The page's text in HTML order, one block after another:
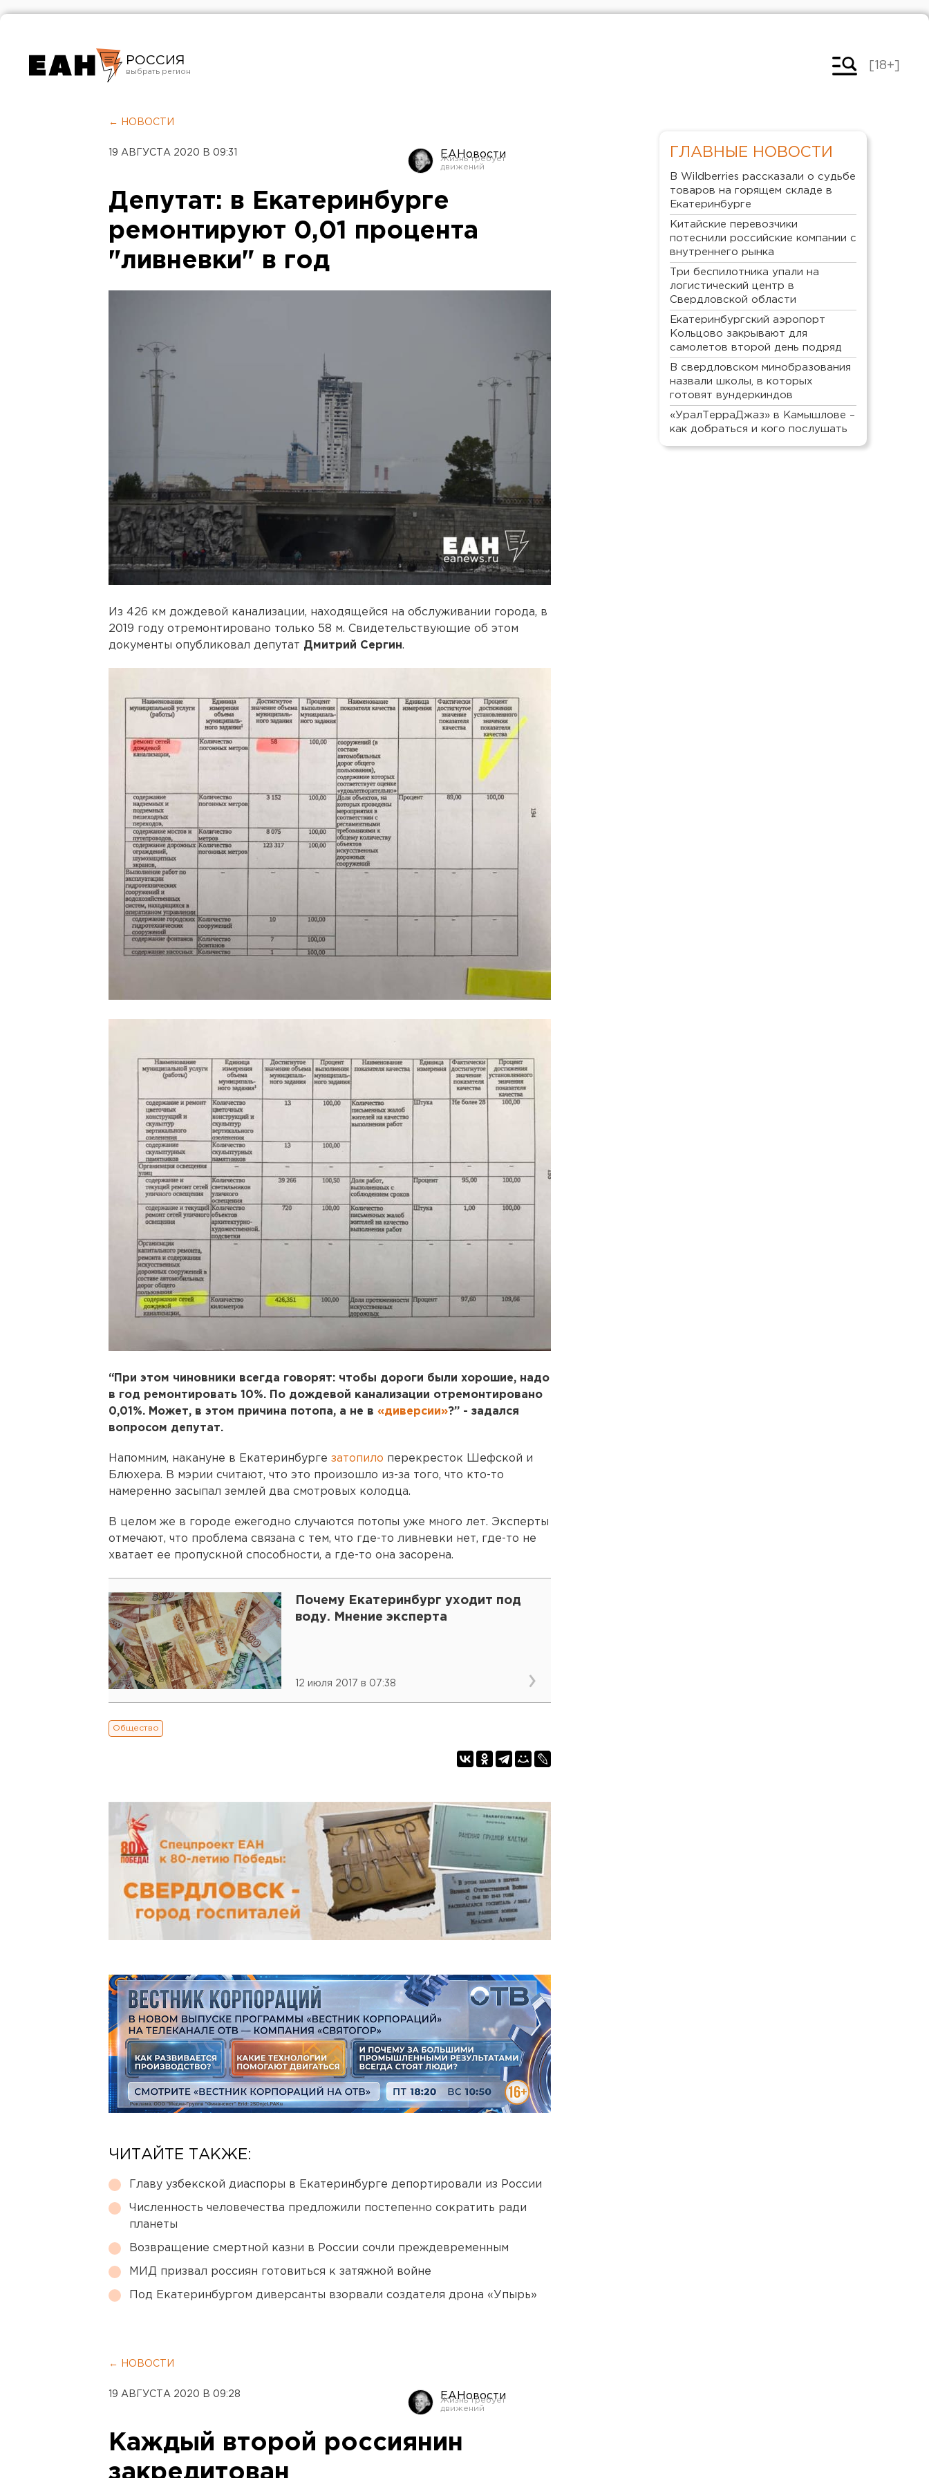
РОССИЯ
Челябинск
[18+]
← НОВОСТИ
19 АВГУСТА 2020 В 09:31 ЕАНовости
Депутат: в Екатеринбурге
ремонтируют 0,01 процента
"ливневки" в год
Из 426 км дождевой канализации, находящейся на обслуживании города, в
2019 году отремонтировано только 58 м. Свидетельствующие об этом
документы опубликовал депутат Дмитрий Сергин.
“При этом чиновники всегда говорят: чтобы дороги были хорошие, надо
в год ремонтировать 10%. По дождевой канализации отремонтировано
0,01%. Может, в этом причина потопа, а не в «диверсии»?” - задался
вопросом депутат.
Напомним, накануне в Екатеринбурге затопило перекресток Шефской и
Блюхера. В мэрии считают, что это произошло из-за того, что кто-то
намеренно засыпал землей два смотровых колодца.
В целом же в городе ежегодно случаются потопы уже много лет. Эксперты
отмечают, что проблема связана с тем, что где-то ливневки нет, где-то не
хватает ее пропускной способности, а где-то она засорена.
Почему Екатеринбург уходит под
воду. Мнение эксперта
12 июля 2017 в 07:38
Общество
ЧИТАЙТЕ ТАКЖЕ:
Главу узбекской диаспоры в Екатеринбурге депортировали из России
Численность человечества предложили постепенно сократить ради
планеты
Возвращение смертной казни в России сочли преждевременным
МИД призвал россиян готовиться к затяжной войне
Под Екатеринбургом диверсанты взорвали создателя дрона «Упырь»
← НОВОСТИ
19 АВГУСТА 2020 В 09:28 ЕАНовости
Каждый второй россиянин
закредитован
ГЛАВНЫЕ НОВОСТИ
В Wildberries рассказали о судьбе
товаров на горящем складе в
Екатеринбурге
Китайские перевозчики
потеснили российские компании с
внутреннего рынка
Три беспилотника упали на
логистический центр в
Свердловской области
Екатеринбургский аэропорт
Кольцово закрывают для
самолетов второй день подряд
В свердловском минобразования
назвали школы, в которых
готовят вундеркиндов
«УралТерраДжаз» в Камышлове –
как добраться и кого послушать